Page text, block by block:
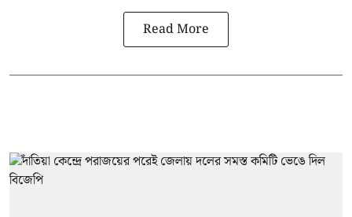
Read More